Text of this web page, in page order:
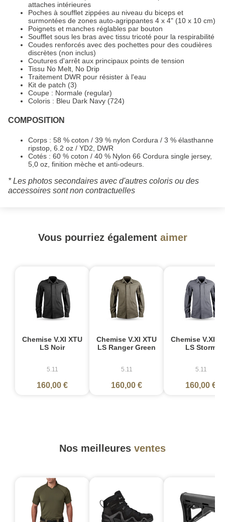
attaches intérieures
Poches à soufflet zippées au niveau du biceps et
surmontées de zones auto-agrippantes 4 x 4" (10 x 10 cm)
Poignets et manches réglables par bouton
Soufflet sous les bras avec tissu tricoté pour la respirabilité
Coudes renforcés avec des pochettes pour des coudières
discrètes (non inclus)
Coutures d'arrêt aux principaux points de tension
Tissu No Melt, No Drip
Traitement DWR pour résister à l'eau
Kit de patch (3)
Coupe : Normale (regular)
Coloris : Bleu Dark Navy (724)
COMPOSITION
Corps : 58 % coton / 39 % nylon Cordura / 3 % élasthanne
ripstop, 6.2 oz / YD2, DWR
Cotés : 60 % coton / 40 % Nylon 66 Cordura single jersey,
5,0 oz, finition mèche et anti-odeurs.
* Les photos secondaires avec d'autres coloris ou des
accessoires sont non contractuelles
Vous pourriez également aimer
Chemise V.XI XTU
LS Noir
5.11
160,00 €
Chemise V.XI XTU
LS Ranger Green
5.11
160,00 €
Chemise V.XI
LS Storm
5.11
160,00 €
Nos meilleures ventes